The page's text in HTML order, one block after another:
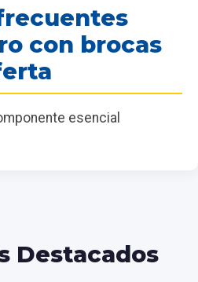
con brocas
esencial
Destacados